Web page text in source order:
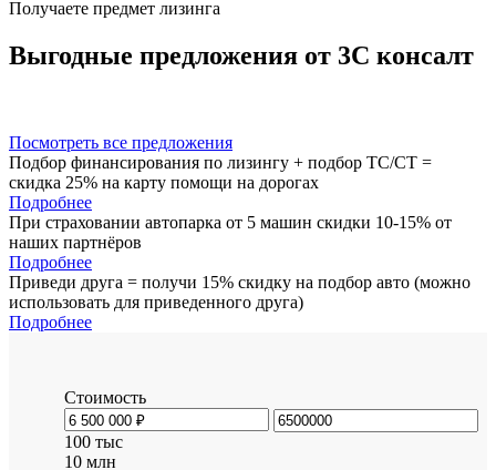
Получаете предмет лизинга
Выгодные предложения от 3С консалт
Посмотреть все предложения
Подбор финансирования по лизингу + подбор ТС/СТ =
скидка 25% на карту помощи на дорогах
Подробнее
При страховании автопарка от 5 машин скидки 10-15% от
наших партнёров
Подробнее
Приведи друга = получи 15% скидку на подбор авто (можно
использовать для приведенного друга)
Подробнее
Стоимость
100 тыс
10 млн